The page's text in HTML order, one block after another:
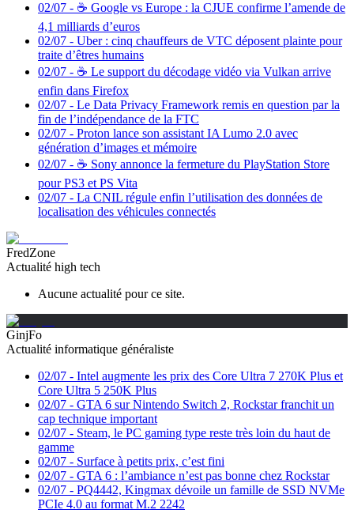
02/07 - ☕️ Google vs Europe : la CJUE confirme l’amende de
4,1 milliards d’euros
02/07 - Uber : cinq chauffeurs de VTC déposent plainte pour
traite d’êtres humains
02/07 - ☕️ Le support du décodage vidéo via Vulkan arrive
enfin dans Firefox
02/07 - Le Data Privacy Framework remis en question par la
fin de l’indépendance de la FTC
02/07 - Proton lance son assistant IA Lumo 2.0 avec
génération d’images et mémoire
02/07 - ☕️ Sony annonce la fermeture du PlayStation Store
pour PS3 et PS Vita
02/07 - La CNIL régule enfin l’utilisation des données de
localisation des véhicules connectés
FredZone
Actualité high tech
Aucune actualité pour ce site.
GinjFo
Actualité informatique généraliste
02/07 - Intel augmente les prix des Core Ultra 7 270K Plus et
Core Ultra 5 250K Plus
02/07 - GTA 6 sur Nintendo Switch 2, Rockstar franchit un
cap technique important
02/07 - Steam, le PC gaming type reste très loin du haut de
gamme
02/07 - Surface à petits prix, c’est fini
02/07 - GTA 6 : l’ambiance n’est pas bonne chez Rockstar
02/07 - PQ4442, Kingmax dévoile un famille de SSD NVMe
PCIe 4.0 au format M.2 2242